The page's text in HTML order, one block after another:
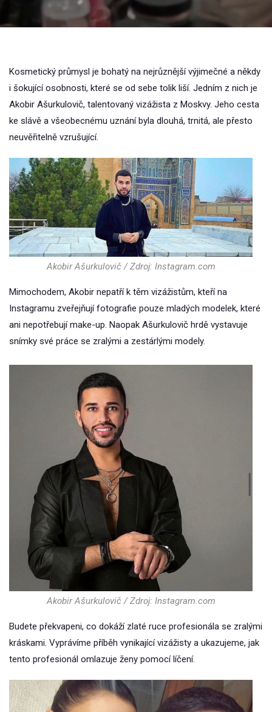
Kosmetický průmysl je bohatý na nejrůznější výjimečné a někdy
i šokující osobnosti, které se od sebe tolik liší. Jedním z nich je
Akobir Ašurkulovič, talentovaný vizážista z Moskvy. Jeho cesta
ke slávě a všeobecnému uznání byla dlouhá, trnitá, ale přesto
neuvěřitelně vzrušující.
Akobir Ašurkulovič / Zdroj: Instagram.com
Mimochodem, Akobir nepatří k těm vizážistům, kteří na
Instagramu zveřejňují fotografie pouze mladých modelek, které
ani nepotřebují make-up. Naopak Ašurkulovič hrdě vystavuje
snímky své práce se zralými a zestárlými modely.
Akobir Ašurkulovič / Zdroj: Instagram.com
Budete překvapeni, co dokáží zlaté ruce profesionála se zralými
kráskami. Vyprávíme příběh vynikající vizážisty a ukazujeme, jak
tento profesionál omlazuje ženy pomocí líčení.